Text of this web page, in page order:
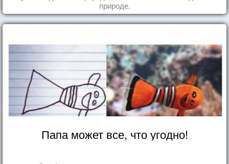
природе.
Папа может все, что угодно!